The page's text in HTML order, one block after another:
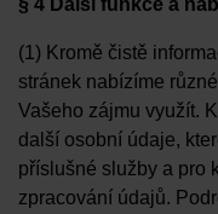
(1) Kromě čistě
stránek nabízíme
Vašeho zájmu využít.
další osobní údaje,
příslušné služby a pro
zpracování údajů.